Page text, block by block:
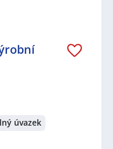
úvazek